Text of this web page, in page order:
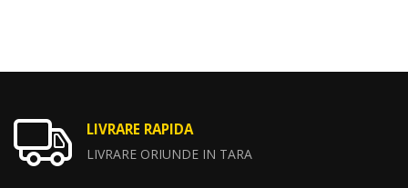
LIVRARE RAPIDA
LIVRARE ORIUNDE IN TARA